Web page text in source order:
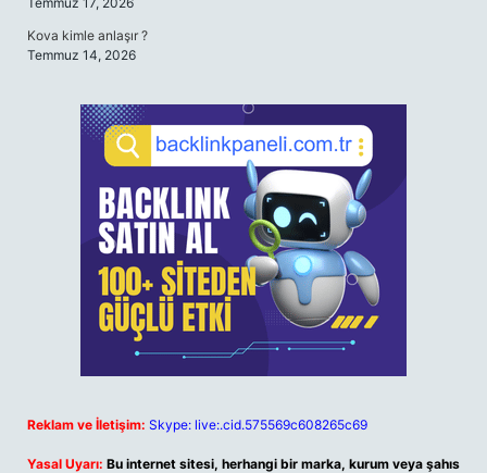
Kova kimle anlaşır ?
Temmuz 14, 2026
Reklam ve İletişim: Skype: live:.cid.575569c608265c69
Yasal Uyarı: Bu internet sitesi, herhangi bir marka, kurum veya şahıs